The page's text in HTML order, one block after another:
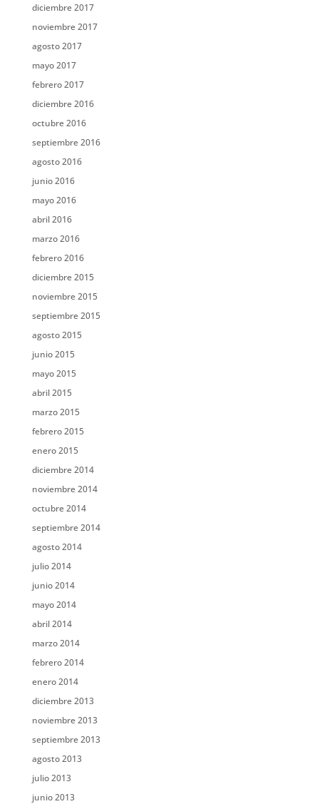
diciembre 2017
noviembre 2017
agosto 2017
mayo 2017
febrero 2017
diciembre 2016
octubre 2016
septiembre 2016
agosto 2016
junio 2016
mayo 2016
abril 2016
marzo 2016
febrero 2016
diciembre 2015
noviembre 2015
septiembre 2015
agosto 2015
junio 2015
mayo 2015
abril 2015
marzo 2015
febrero 2015
enero 2015
diciembre 2014
noviembre 2014
octubre 2014
septiembre 2014
agosto 2014
julio 2014
junio 2014
mayo 2014
abril 2014
marzo 2014
febrero 2014
enero 2014
diciembre 2013
noviembre 2013
septiembre 2013
agosto 2013
julio 2013
junio 2013